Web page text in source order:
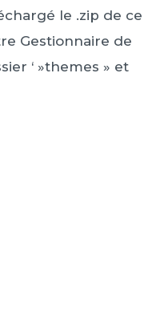
le .zip de ce
Gestionnaire de
‘ »themes » et